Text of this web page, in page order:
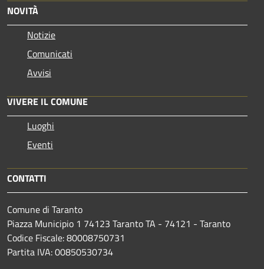
NOVITÀ
Notizie
Comunicati
Avvisi
VIVERE IL COMUNE
Luoghi
Eventi
CONTATTI
Comune di Taranto
Piazza Municipio 1 74123 Taranto TA - 74121 - Taranto
Codice Fiscale: 80008750731
Partita IVA: 00850530734